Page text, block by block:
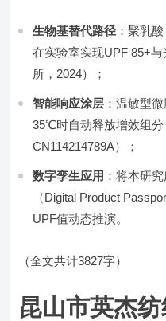
生物基替代路径 ：聚乳
在实验室实现UPF 85+
所，2024）；
智能响应涂层 ：温敏型
35℃时自动释放增效组分
CN114214789A）；
数字孪生应用 ：将本研
（Digital Product
UPF值动态推演。
（全文共计3827字）
昆山市英杰